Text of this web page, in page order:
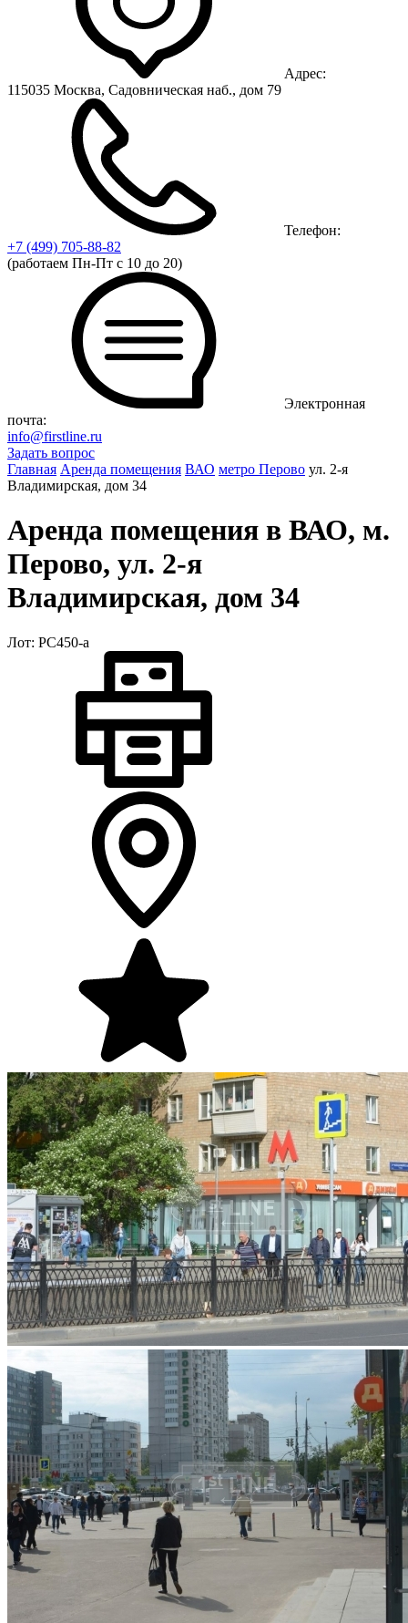
Адрес:
115035 Москва, Садовническая наб., дом 79
Телефон:
+7 (499) 705-88-82
(работаем Пн-Пт с 10 до 20)
Электронная
почта:
info@firstline.ru
Задать вопрос
Главная Аренда помещения ВАО метро Перово ул. 2-я
Владимирская, дом 34
Аренда помещения в ВАО, м.
Перово, ул. 2-я
Владимирская, дом 34
Лот: РС450-a